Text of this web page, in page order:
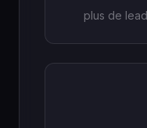
plus de